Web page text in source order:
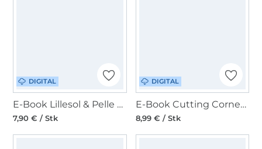
DIGITAL
E-Book Lillesol & Pelle Handtasche COVETA
7,90 € / Stk
DIGITAL
E-Book Cutting Corners Design Büro- und Handtasche Marry
8,99 € / Stk